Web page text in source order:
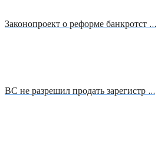
Законопроект о реформе банкротст …
ВС не разрешил продать зарегистр …